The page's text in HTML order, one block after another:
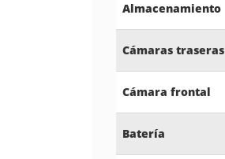
Almacenamiento
Cámaras traseras
Cámara frontal
Batería